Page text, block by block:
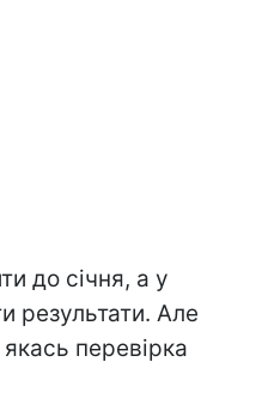
до січня, а у
результати. Але
перевірка